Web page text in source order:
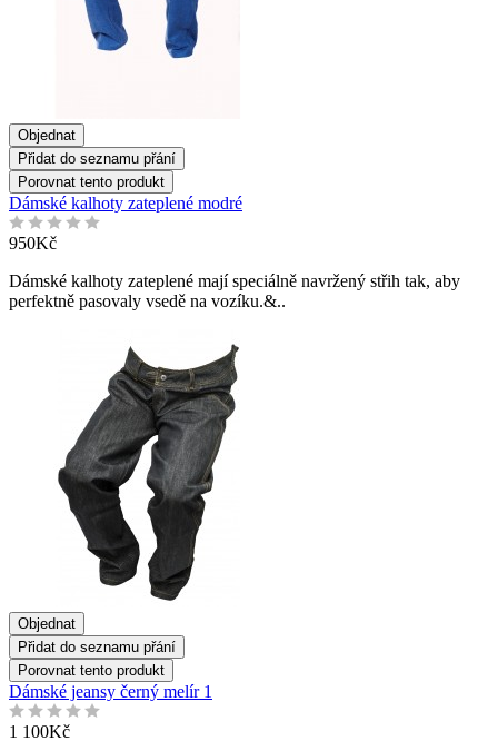
Objednat
Přidat do seznamu přání
Porovnat tento produkt
Dámské kalhoty zateplené modré
950Kč
Dámské kalhoty zateplené mají speciálně navržený střih tak, aby
perfektně pasovaly vsedě na vozíku.&..
Objednat
Přidat do seznamu přání
Porovnat tento produkt
Dámské jeansy černý melír 1
1 100Kč